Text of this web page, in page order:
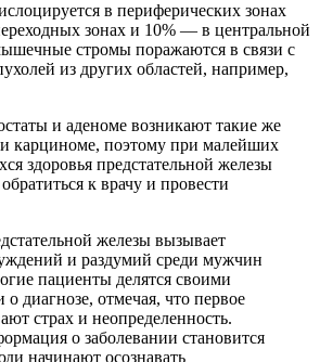
в периферических зонах
зонах и 10% — в центральной
стромы поражаются в связи с
из других областей, например,
и аденоме возникают такие же
карциноме, поэтому при малейших
здоровья предстательной железы
к врачу и провести
железы вызывает
и раздумий среди мужчин
пациенты делятся своими
диагнозе, отмечая, что первое
страх и неопределенность.
о заболевании становится
начинают осознавать